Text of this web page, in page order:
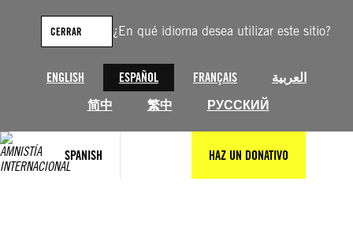
¿En qué idioma desea utilizar este sitio?
ENGLISH ESPAÑOL FRANÇAIS
العربية
简中
繁中 РУССКИЙ
CERRAR
SPANISH HAZ UN DONATIVO
contenido